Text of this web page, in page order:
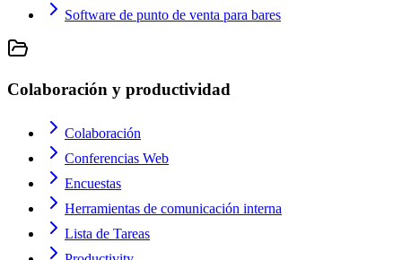
Software de punto de venta para bares
Colaboración y productividad
Colaboración
Conferencias Web
Encuestas
Herramientas de comunicación interna
Lista de Tareas